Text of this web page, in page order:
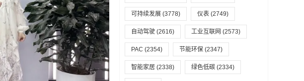
可持续发展 (3778) 仪表 (2749)
自动驾驶 (2616) 工业互联网 (2573)
PAC (2354) 节能环保 (2347)
智能家居 (2338) 绿色低碳 (2334)